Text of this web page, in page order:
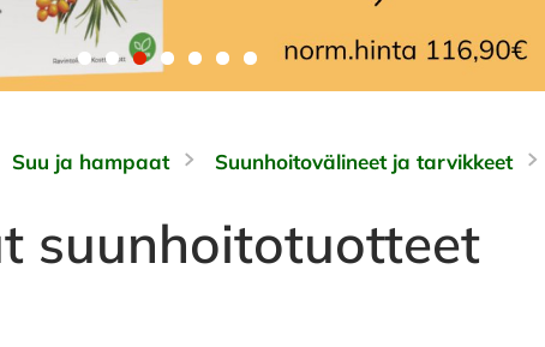
Suu ja hampaat Suunhoitovälineet ja tarvikkeet
suunhoitotuotteet